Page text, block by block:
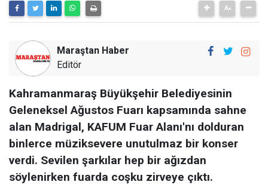
Maraştan Haber
Editör
Kahramanmaraş Büyükşehir Belediyesinin
Geleneksel Ağustos Fuarı kapsamında sahne
alan Madrigal, KAFUM Fuar Alanı'nı dolduran
binlerce müziksevere unutulmaz bir konser
verdi. Sevilen şarkılar hep bir ağızdan
söylenirken fuarda coşku zirveye çıktı.